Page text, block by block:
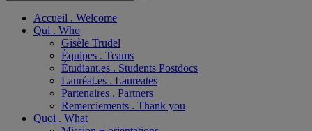
Accueil . Welcome
Qui . Who
Gisèle Trudel
Équipes . Teams
Étudiant.es . Students Postdocs
Lauréat.es . Laureates
Partenaires . Partners
Remerciements . Thank you
Quoi . What